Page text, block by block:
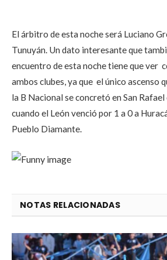
El árbitro de esta noche será Luciano
Tunuyán. Un dato interesante que
encuentro de esta noche tiene que ver
ambos clubes, ya que el único ascenso
la B Nacional se concretó en San
cuando el León venció por 1 a 0 a
Pueblo Diamante.
NOTAS RELACIONADAS